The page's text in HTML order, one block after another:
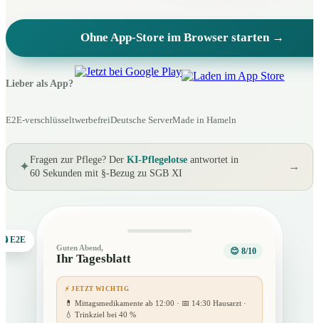
Ohne App-Store im Browser starten →
Lieber als App?
E2E-verschlüsseltwerbefreiDeutsche ServerMade in Hameln
✦Fragen zur Pflege? Der KI-Pflegelotseantwortet in
60 Sekunden mit §-Bezug zu SGB XI
→
Guten Abend,
Ihr Tagesblatt
😊 8/10
⚡ JETZT WICHTIG
💊 Mittagsmedikamente ab 12:00 · 📅 14:30 Hausarzt ·
💧 Trinkziel bei 40 %
🔒 E2E